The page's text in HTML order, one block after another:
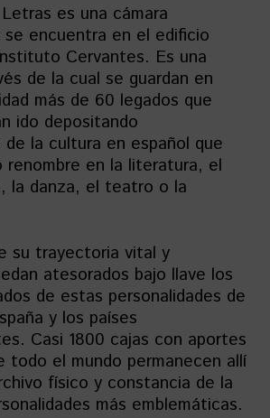
es una cámara
se encuentra en el edificio
Cervantes. Es una
de la cual se guardan en
más de 60 legados que
ido depositando
de la cultura en español que
renombre en la literatura, el
la danza, el teatro o la
su trayectoria vital y
atesorados bajo llave los
de estas personalidades de
y los países
Casi 1800 cajas con aportes
todo el mundo permanecen allí
físico y constancia de la
más emblemáticas.